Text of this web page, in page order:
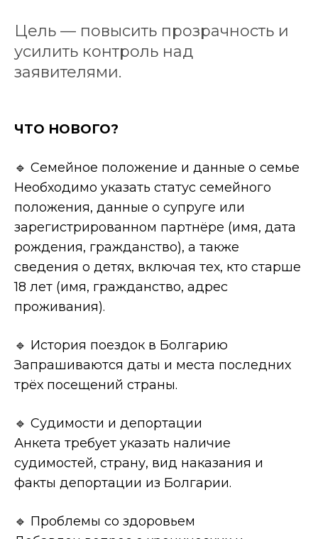
Цель — повысить прозрачность и
усилить контроль над
заявителями.
ЧТО НОВОГО?
🔹 Семейное положение и данные о семье
Необходимо указать статус семейного
положения, данные о супруге или
зарегистрированном партнёре (имя, дата
рождения, гражданство), а также
сведения о детях, включая тех, кто старше
18 лет (имя, гражданство, адрес
проживания).
🔹 История поездок в Болгарию
Запрашиваются даты и места последних
трёх посещений страны.
🔹 Судимости и депортации
Анкета требует указать наличие
судимостей, страну, вид наказания и
факты депортации из Болгарии.
🔹 Проблемы со здоровьем